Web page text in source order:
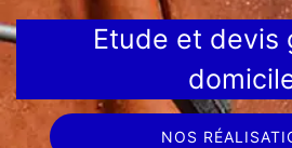
Etude et devis
NOS